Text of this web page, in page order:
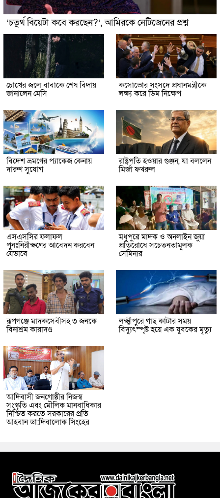
‘চতুর্থ বিয়েটা কবে করছেন?’, আমিরকে নেটিজেনের প্রশ্ন
চোখের জলে বাবাকে শেষ বিদায়
জানালেন মেসি
কসোভোর সংসদে প্রধানমন্ত্রীকে
লক্ষ্য করে ডিম নিক্ষেপ
বিদেশ ভ্রমণের প্যাকেজ কেনায়
দারুণ সুযোগ
রাষ্ট্রপতি হওয়ার গুঞ্জন, যা বললেন
মির্জা ফখরুল
এসএসসির ফলাফল
পুনঃনিরীক্ষণের আবেদন করবেন
যেভাবে
মধুপুরে মাদক ও অনলাইন জুয়া
প্রতিরোধে সচেতনতামূলক
সেমিনার
রূপগঞ্জে মাদকসেবীসহ ৩ জনকে
বিনাশ্রম কারাদণ্ড
লক্ষ্মীপুরে গাছ কাটার সময়
বিদ্যুৎস্পৃষ্ট হয়ে এক যুবকের মৃত্যু
আদিবাসী জনগোষ্ঠীর নিজস্ব
সংস্কৃতি এবং মৌলিক মানবাধিকার
নিশ্চিত করতে সরকারের প্রতি
আহবান ডা:দিবালোক সিংহের